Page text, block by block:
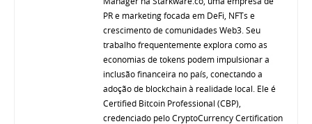
PR e marketing focada em DeFi, NFTs e
crescimento de comunidades Web3. Seu
trabalho frequentemente explora como as
economias de tokens podem impulsionar a
inclusão financeira no país, conectando a
adoção de blockchain à realidade local. Ele é
Certified Bitcoin Professional (CBP),
credenciado pelo CryptoCurrency Certification